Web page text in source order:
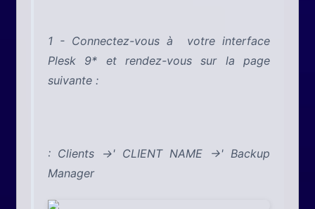
1 - Connectez-vous à votre interface
Plesk 9* et rendez-vous sur la page
suivante :
: Clients ->' CLIENT NAME ->' Backup
Manager